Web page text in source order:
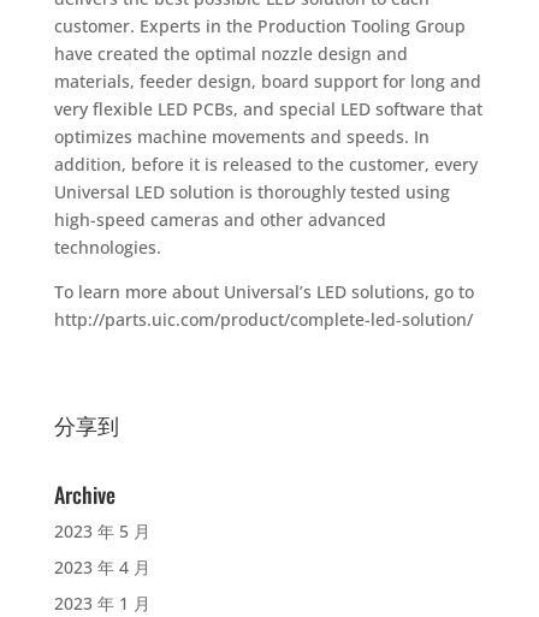
customer. Experts in the Production Tooling Group
have created the optimal nozzle design and
materials, feeder design, board support for long and
very flexible LED PCBs, and special LED software that
optimizes machine movements and speeds. In
addition, before it is released to the customer, every
Universal LED solution is thoroughly tested using
high-speed cameras and other advanced
technologies.
To learn more about Universal’s LED solutions, go to
http://parts.uic.com/product/complete-led-solution/
分享到
Archive
2023 年 5 月
2023 年 4 月
2023 年 1 月